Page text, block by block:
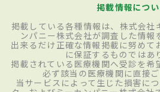
掲載情報につ
掲載している各種情報は、株式会社
ンパニー株式会社が調査した情報
出来るだけ正確な情報掲載に努めて
に保証するものではあ
掲載されている医療機関へ受診を希
必ず該当の医療機関に直接ご
当サービスによって生じた損害に